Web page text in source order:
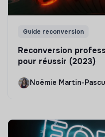
Guide reconversion
Reconversion
pour réussir (2023)
Noëmie Martin-